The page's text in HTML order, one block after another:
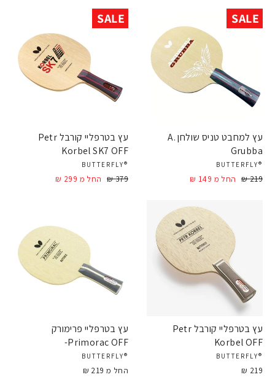
SALE
עץ למחבט טניס שולחן A.
Grubba
®BUTTERFLY
מחיר
219 ₪
מחיר
החל מ 149 ₪
SALE
עץ בטרפליי קורבל Petr
Korbel SK7 OFF
®BUTTERFLY
מחיר
379 ₪
מחיר
החל מ 299 ₪
עץ בטרפליי קורבל Petr
Korbel OFF
®BUTTERFLY
219 ₪
עץ בטרפליי פרימורק
Primorac OFF-
®BUTTERFLY
החל מ 219 ₪